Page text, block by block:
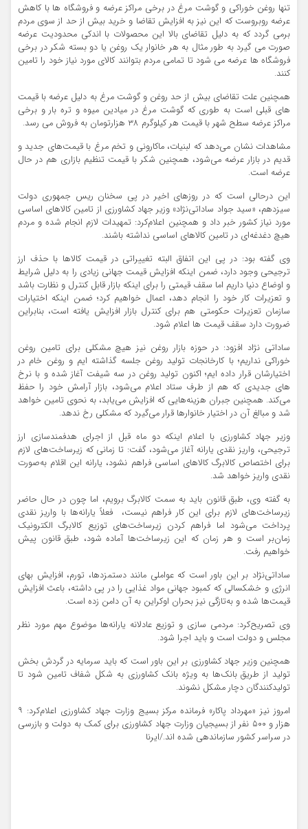
تنها روغن خوراکی و گوشت مرغ در برخی مراکز عرضه و فروشگاه ها با کاهش
عرضه روبروست که این نیز به افزایش تقاضا و خرید بیش از حد از سوی مردم
برمی گردد که به دلیل تقاضای بالا این محصولات با اندکی محدودیت عرضه
صورت می گیرد به طور مثال به هر خانوار یک روغن یا دو بسته شکر در برخی
فروشگاه ها عرضه می شود تا تمامی مردم بتوانند کالای مورد نیاز خود را تامین
کنند.
همچنین علت تقاضای بیش از حد روغن و گوشت مرغ به دلیل عرضه با قیمت
های قبلی است به طوری که گوشت مرغ در میادین میوه و تره بار و برخی
مراکز عرضه سطح شهر با قیمت هر کیلوگرم ۳۸ هزارتومان به فروش می رسد.
مشاهدات نشان می‌دهد که لبنیات، ماکارونی و تخم مرغ با قیمت‌های جدید و
قدیم در بازار عرضه می‌شود، همچنین شکر با قیمت تنظیم بازاری هم در حال
عرضه است.
این درحالی است که در روزهای اخیر در پی سخنان ریس جمهوری دولت
سیزدهم، «سید جواد ساداتی‌نژاد» وزیر جهاد کشاورزی از تامین کالاهای اساسی
مورد نیاز کشور خبر داد و همچنین اعلام‌کرد: تمهیدات لازم انجام شده و مردم
هیچ دغدغه‌ای در تامین کالاهای اساسی نداشته باشند.
وی گفته بود: در پی این اتفاق البته تغییراتی در قیمت کالاها با حذف ارز
ترجیحی وجود دارد، ضمن اینکه افزایش قیمت جهانی زیادی را به دلیل شرایط
و اوضاع دنیا داریم اما سقف قیمتی را برای اینکه بازار قابل کنترل و نظارت باشد
و تعزیرات کار خود را انجام دهد، اعمال خواهیم کرد؛ ضمن اینکه اختیارات
سازمان تعزیرات حکومتی هم برای کنترل بازار افزایش یافته است، بنابراین
ضرورت دارد سقف قیمت ها اعلام شود.
ساداتی نژاد افزود: در حوزه بازار روغن نیز هیچ مشکلی برای تامین روغن
خوراکی نداریم؛ با کارخانجات تولید روغن جلسه گذاشته ایم و روغن خام در
اختیارشان قرار داده ایم؛ اکنون تولید روغن در سه شیفت آغاز شده و با نرخ‌
های جدیدی که هم از طرف ستاد اعلام می‌شود، بازار آرامش خود را حفظ
می‌کند. همچنین جبران هزینه‌هایی که افزایش می‌یابد، به نحوی تامین خواهد
شد و مبالغ آن در اختیار خانوارها قرار می‌گیرد که مشکلی رخ ندهد.
وزیر جهاد کشاورزی با اعلام اینکه دو ماه قبل از اجرای هدفمندسازی ارز
ترجیحی، واریز نقدی یارانه آغاز می‌شود، گفت: تا زمانی که زیرساخت‌های لازم
برای اختصاص کالابرگ کالاهای اساسی فراهم نشود، یارانه این اقلام به‌صورت
نقدی واریز خواهد شد.
به گفته وی، طبق قانون باید به سمت کالابرگ برویم، اما چون در حال حاضر
زیرساخت‌های لازم برای این کار فراهم نیست، ​ فعلاً یارانه‌ها با واریز نقدی
پرداخت می‌شود اما فراهم کردن زیرساخت‌های توزیع کالابرگ الکترونیک
زمان‌بر است و هر زمان که این زیرساخت‌ها آماده شود، طبق قانون پیش
خواهیم رفت.
ساداتی‌نژاد بر این باور است که عواملی مانند دستمزدها، تورم، افزایش بهای
انرژی و خشکسالی که کمبود جهانی مواد غذایی را در پی داشته، باعث افزایش
قیمت‌ها شده و به‌تازگی نیز بحران اوکراین به آن دامن زده است.
وی تصریح‌کرد: مردمی سازی و توزیع عادلانه یارانه‌ها موضوع مهم مورد نظر
مجلس و دولت است و باید اجرا شود.
همچنین وزیر جهاد کشاورزی بر این باور است که باید سرمایه در گردش بخش
تولید از طریق بانک‌ها به ویژه بانک کشاورزی به شکل شفاف تامین شود تا
تولیدکنندگان دچار مشکل نشوند.
امروز نیز «مهرداد پاکار» فرمانده مرکز بسیج وزارت جهاد کشاورزی اعلام‌کرد: ۹
هزار و ۵۰۰ نفر از بسیجیان وزارت جهاد کشاورزی برای کمک به دولت و بازرسی
در سراسر کشور سازماندهی شده اند./ایرنا